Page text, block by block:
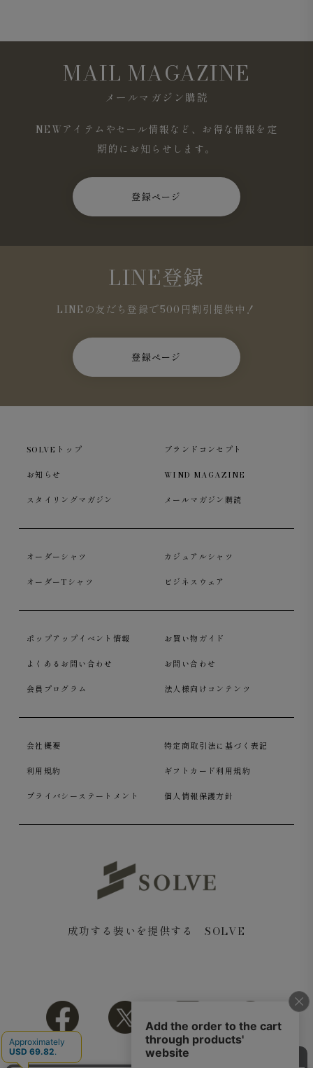
ー。襟がきれいに立ち、形が保たれるため、ビジネスカジ
MAIL MAGAZINE
メールマガジン購読
NEWアイテムやセール情報など、お得な情報を定
期的にお知らせします。
登録ページ
LINE登録
LINEの友だち登録で500円割引提供中！
登録ページ
SOLVEトップ ブランドコンセプト
お知らせ WIND MAGAZINE
スタイリングマガジン メールマガジン購読
オーダーシャツ カジュアルシャツ
オーダーTシャツ ビジネスウェア
ポップアップイベント情報 お買い物ガイド
よくあるお問い合わせ お問い合わせ
会員プログラム 法人様向けコンテンツ
会社概要 特定商取引法に基づく表記
利用規約 ギフトカード利用規約
プライバシーステートメント 個人情報保護方針
成功する装いを提供する SOLVE